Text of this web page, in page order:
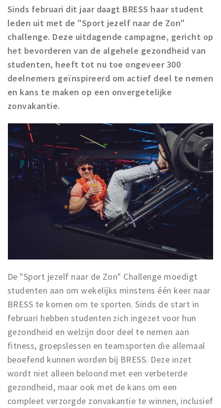
Housing
Registering municipality
Health insurance
General practitioner and first aid
Q&A
DISCOUNTS
Spin the wheel!
LEISURE
SportS
News
Museums, theatres & stages
Nature
Restaurants
Bars
Hotels
Recreation
Shops
Shopping areas
Sinds februari dit jaar daagt BRESS haar student
leden uit met de "Sport jezelf naar de Zon"
challenge. Deze uitdagende campagne, gericht op
het bevorderen van de algehele gezondheid van
studenten, heeft tot nu toe ongeveer 300
deelnemers geïnspireerd om actief deel te nemen
en kans te maken op een onvergetelijke
zonvakantie.
De "Sport jezelf naar de Zon" Challenge moedigt
studenten aan om wekelijks minstens één keer naar
BRESS te komen om te sporten. Sinds de start in
februari hebben studenten zich ingezet voor hun
gezondheid en welzijn door deel te nemen aan
fitness, groepslessen en teamsporten die allemaal
beoefend kunnen worden bij BRESS. Deze inzet
wordt niet alleen beloond met een verbeterde
gezondheid, maar ook met de kans om een
compleet verzorgde zonvakantie te winnen, inclusief